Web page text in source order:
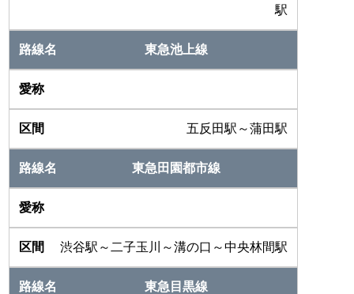
駅
東急池上線
五反田駅～蒲田駅
東急田園都市線
渋谷駅～二子玉川～溝の口～中央林間駅
東急目黒線